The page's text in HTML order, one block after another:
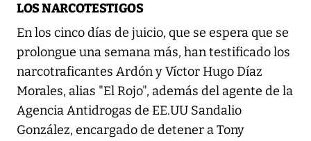
LOS NARCOTESTIGOS
En los cinco días de juicio, que se espera que se
prolongue una semana más, han testificado los
narcotraficantes Ardón y Víctor Hugo Díaz
Morales, alias "El Rojo", además del agente de la
Agencia Antidrogas de EE.UU Sandalio
González, encargado de detener a Tony